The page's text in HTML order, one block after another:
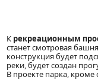
К рекреационным
станет смотровая
конструкция будет
реки, будет создан
В проекте парка,